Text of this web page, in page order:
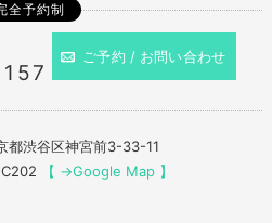
全予約制
ご予約 / お問い合わせ
都渋谷区神宮前3-33-11
【 →Google Map 】